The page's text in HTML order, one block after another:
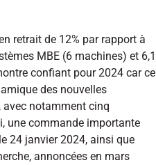
retrait de 12% par rapport à
MBE (6 machines) et 6,1
confiant pour 2024 car ce
des nouvelles
avec notamment cinq
une commande importante
24 janvier 2024, ainsi que
annoncées en mars